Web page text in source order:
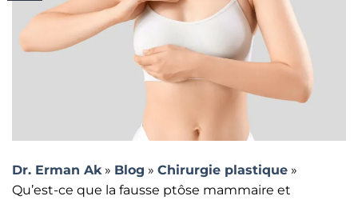
Dr. Erman Ak » Blog » Chirurgie plastique »
Qu’est-ce que la fausse ptôse mammaire et